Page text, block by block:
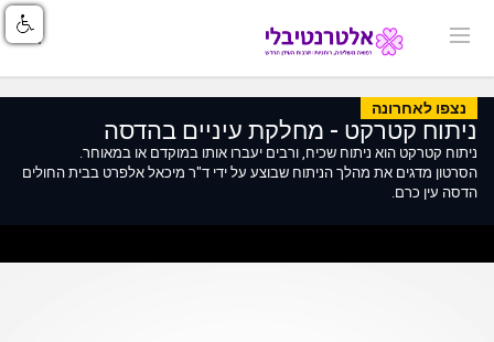
נצפו לאחרונה
ניתוח קטרקט - מחלקת עיניים בהדסה
ניתוח קטרקט הוא ניתוח שכיח, ורבים יעברו אותו במוקדם או במאוחר.
הסרטון מדגים את מהלך הניתוח שבוצע על ידי ד"ר מיכאל אלפרט בבית החולים
הדסה עין כרם.